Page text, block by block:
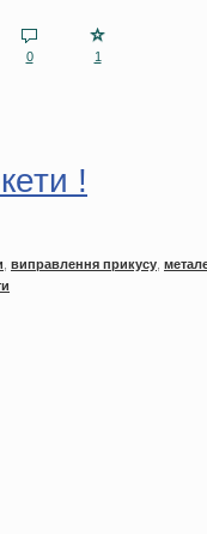
0 1
!
виправлення прикусу